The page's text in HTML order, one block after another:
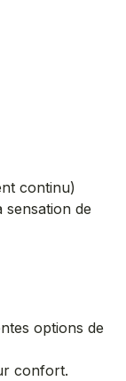
continu)
sensation de
options de
confort.